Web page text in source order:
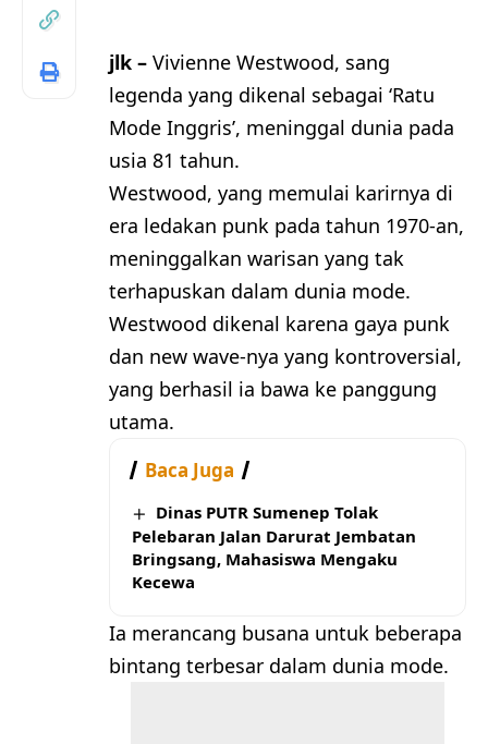
jlk – Vivienne Westwood, sang
legenda yang dikenal sebagai ‘Ratu
Mode Inggris’, meninggal dunia pada
usia 81 tahun.
Westwood, yang memulai karirnya di
era ledakan punk pada tahun 1970-an,
meninggalkan warisan yang tak
terhapuskan dalam dunia mode.
Westwood dikenal karena gaya punk
dan new wave-nya yang kontroversial,
yang berhasil ia bawa ke panggung
utama.
Baca Juga
Dinas PUTR Sumenep Tolak
Pelebaran Jalan Darurat Jembatan
Bringsang, Mahasiswa Mengaku
Kecewa
Ia merancang busana untuk beberapa
bintang terbesar dalam dunia mode.